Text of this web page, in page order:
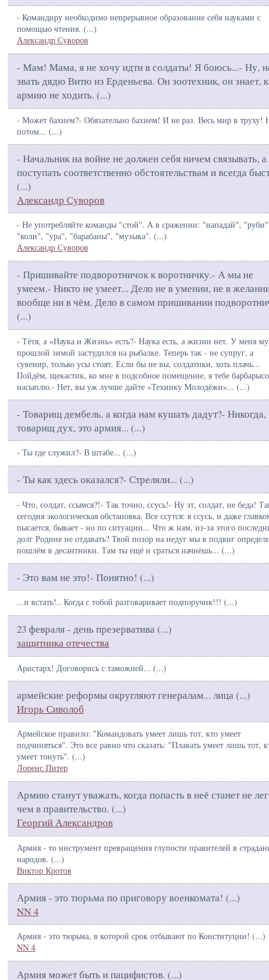
- Командиру необходимо непрерывное образование себя науками с
помощью чтения. (...)
Александр Суворов
- Мам! Мама, я не хочу идти в солдаты! Я боюсь...- Ну,
звать дядю Витю из Ерденьева. Он зоотехник, он знает,
армию не ходить. (...)
- Может бахнем?- Обязательно бахнем! И не раз. Весь мир в труху!
потом... (...)
- Начальник на войне не должен себя ничем связывать, а
поступать соответственно обстоятельствам и всегда
(...)
Александр Суворов
- Не употребляйте команды "стой". А в сражении: "нападай",
"коли", "ура", "барабаны", "музыка". (...)
Александр Суворов
- Пришивайте подворотничок к воротничку.- А мы не
умеем.- Никто не умеет... Дело не в умении, не в
вообще ни в чём. Дело в самом пришивании
(...)
- Тётя, а «Наука и Жизнь» есть?- Наука есть, а жизни нет. У меня
прошлой зимой застудился на рыбалке. Теперь так - не супруг, а
сувенир, только усы стоят. Если бы не вы, солдатики, хоть плачь...
Пойдём, щекастик, ко мне в подсобное помещение, я тебе
насыплю.- Нет, вы уж лучше дайте «Технику Молодёжи»... (...)
- Товарищ дембель, а когда нам кушать дадут?- Никогда,
товарищ дух, это армия... (...)
- Ты где служил?- В штабе... (...)
- Ты как здесь оказался?- Стреляли... (...)
- Что, солдат, ссымся?!- Так точно, ссусь!- Ну эт, солдат, не беда!
сегодня экологическая обстановка. Все ссутся: я ссусь, и даже
пысается, бывает - но по ситуации... Что ж нам, из-за этого
долг Родине не отдавать? Твой позор на недуг мы в подвиг
пошлём в десантники. Там ты ещё и сраться начнёшь... (...)
- Это вам не это!- Понятно! (...)
...и встать!.. Когда с тобой разговаривает подпоручик!!! (...)
23 февраля - день презерватива (...)
защитника отечества
Аристарх! Договорись с таможней... (...)
армейские реформы округляют генералам... лица (...)
Игорь Сиволоб
Армейское правило: "Командовать умеет лишь тот, кто умеет
подчиняться". Это все равно что сказать: "Плавать умеет лишь тот,
умеет тонуть". (...)
Лоренс Питер
Армию станут уважать, когда попасть в неё станет не
чем в правительство. (...)
Георгий Александров
Армия - то инструмент превращения глупости правителей в
народов. (...)
Виктор Кротов
Армия - это тюрьма по приговору военкомата! (...)
NN 4
Армия - это тюрьма, в которой срок отбывают по Конституции! (...)
NN 4
Армия может быть и пацифистов. (...)